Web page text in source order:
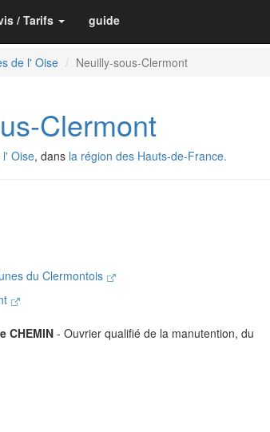
/ Tarifs guide
de l' Oise Neuilly-sous-Clermont
Clermont
Oise, dans la région des Hauts-de-France.
du Clermontois
CHEMIN - Ouvrier qualifié de la manutention, du